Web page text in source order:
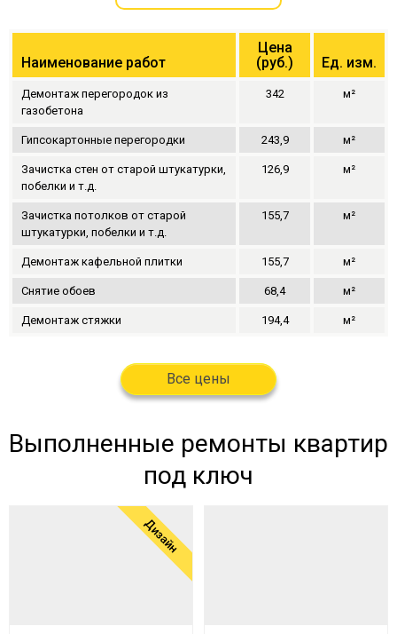
Наименование работ
Цена
(руб.)
Ед. изм.
Демонтаж перегородок из
газобетона
342 м²
Гипсокартонные перегородки 243,9 м²
Зачистка стен от старой штукатурки,
побелки и т.д.
126,9 м²
Зачистка потолков от старой
штукатурки, побелки и т.д.
155,7 м²
Демонтаж кафельной плитки 155,7 м²
Снятие обоев 68,4 м²
Демонтаж стяжки 194,4 м²
Все цены
Выполненные ремонты квартир
под ключ
Дизайн